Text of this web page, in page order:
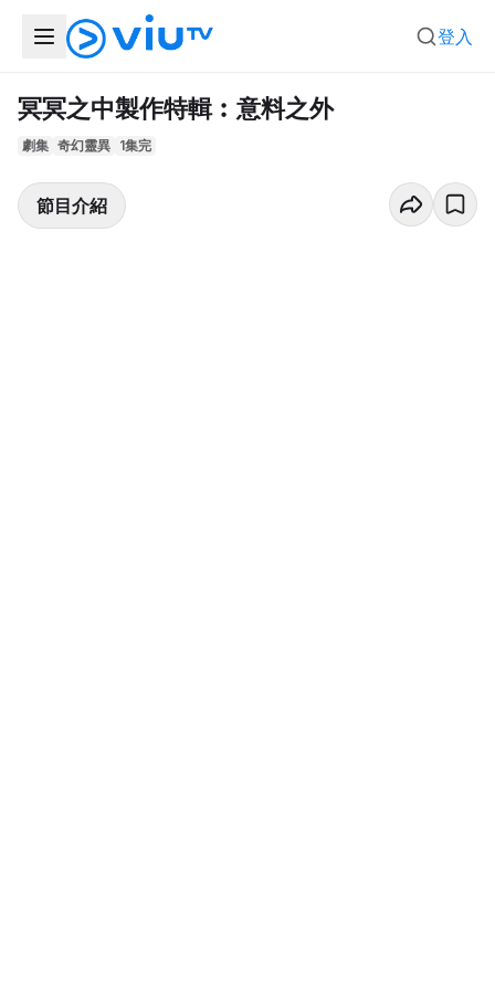
登入
冥冥之中製作特輯︰意料之外
劇集 奇幻靈異 1集完
節目介紹